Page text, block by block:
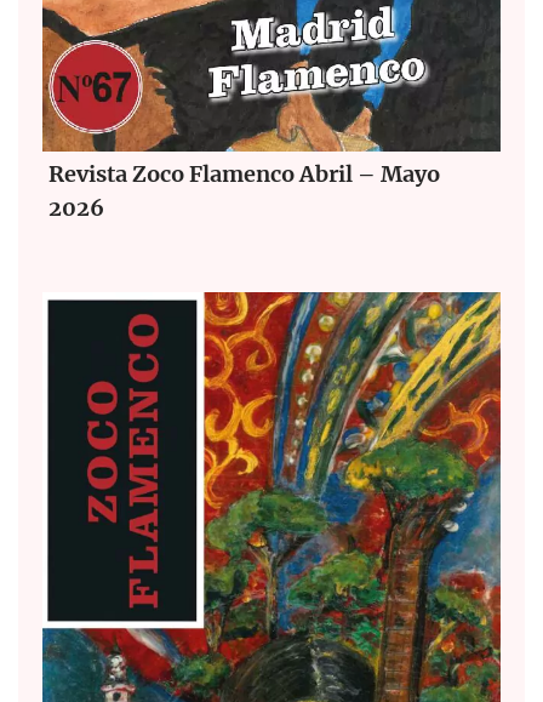
Revista Zoco Flamenco Abril – Mayo
2026